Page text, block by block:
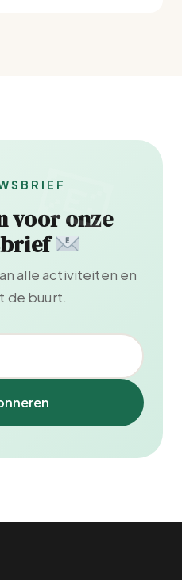
voor onze
alle activiteiten en
de buurt.